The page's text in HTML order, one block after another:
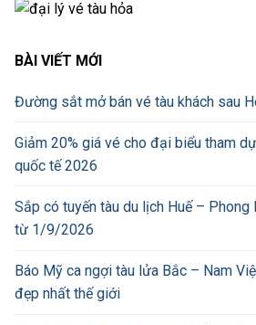
BÀI VIẾT MỚI
Đường sắt mở bán vé tàu khách sau
Giảm 20% giá vé cho đại biểu tham
quốc tế 2026
Sắp có tuyến tàu du lịch Huế – Phong
từ 1/9/2026
Báo Mỹ ca ngợi tàu lửa Bắc – Nam
đẹp nhất thế giới